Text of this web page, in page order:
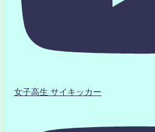
女子高生 サイキッカー